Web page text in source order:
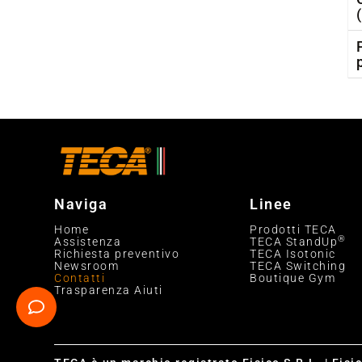
Naviga
Home
Assistenza
Richiesta preventivo
Newsroom
Contatti
Trasparenza Aiuti
Linee
Prodotti TECA
TECA StandUp®
TECA Isotonic
TECA Switching
Boutique Gym